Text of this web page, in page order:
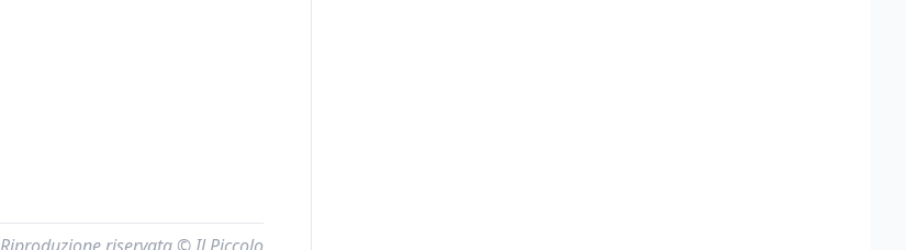
Riproduzione riservata © Il Piccolo